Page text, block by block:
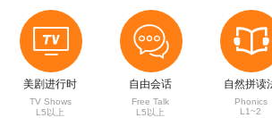

美剧进行时
TV Shows
L5以上

自由会话
Free Talk
L5以上

自然拼读
Phonics
L1~2